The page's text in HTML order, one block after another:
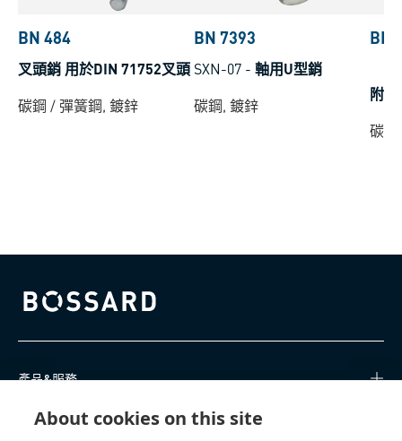
About cookies on this site
BN 484
叉頭銷 用於DIN 71752叉頭
碳鋼 / 彈簧鋼, 鍍鋅
BN 7393
SXN-07 - 軸用U型銷
碳鋼, 鍍鋅
BN
附
碳鋼
Bossard homepage
產品&服務
知識中心